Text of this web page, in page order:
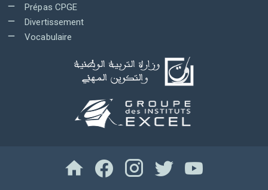
Prépas CPGE
Divertissement
Vocabulaire